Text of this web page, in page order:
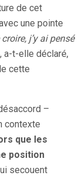
de cet
une pointe
j’y ai pensé
, a-t-elle déclaré,
cette
–
contexte
que les
position
secouent